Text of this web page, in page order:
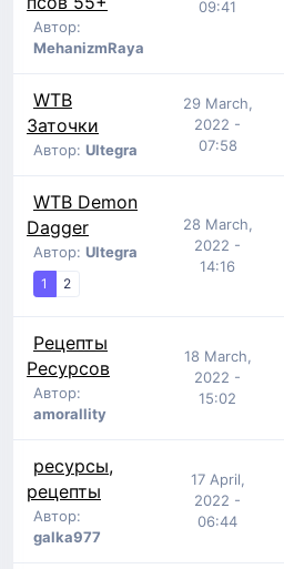
Автор:
MehanizmRaya
09:41
WTB
Заточки
Автор: Ultegra
29 March,
2022 -
07:58
WTB Demon
Dagger
Автор: Ultegra
1 2
28 March,
2022 -
14:16
Рецепты
Ресурсов
Автор:
amorallity
18 March,
2022 -
15:02
ресурсы,
рецепты
Автор:
galka977
17 April,
2022 -
06:44